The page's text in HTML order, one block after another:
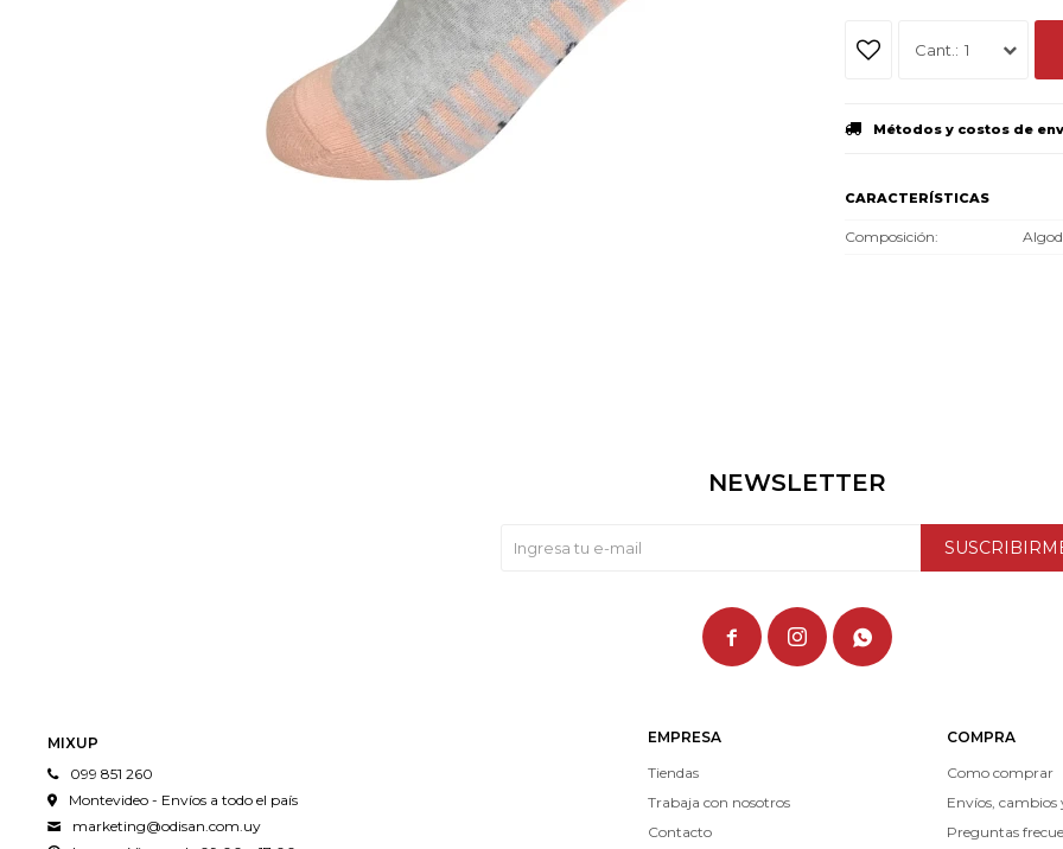
1
Métodos y costos de
CARACTERÍSTICAS
Composición
MIXUP
099 851 260
Montevideo - Envíos a todo el país
marketing@odisan.com.uy
EMPRESA
Tiendas
Trabaja con nosotros
Contacto
COMPRA
Como comprar
Envíos, cambios
Preguntas
NEWSLETTER
  